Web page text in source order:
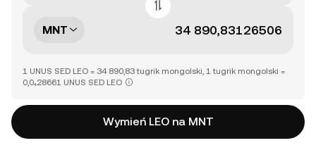
MNT
1 UNUS SED LEO = 34 890,83 tugrik mongolski, 1 tugrik mongolski =
0,0₄28661 UNUS SED LEO
Wymień LEO na MNT